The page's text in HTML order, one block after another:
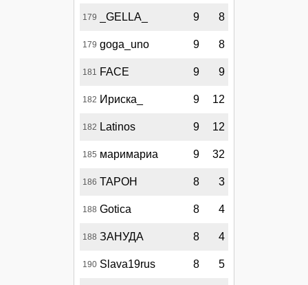
179 _GELLA_ 9 8
179 goga_uno 9 8
181 FACE 9 9
182 Ириска_ 9 12
182 Latinos 9 12
185 маримариа 9 32
186 ТАРОН 8 3
188 Gotica 8 4
188 ЗАНУДА 8 4
190 Slava19rus 8 5